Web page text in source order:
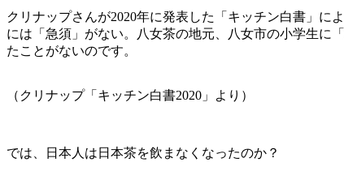
クリナップさんが2020年に発表した「キッチン白書」に
には「急須」がない。八女茶の地元、八女市の小学生に
たことがないのです。
（クリナップ「キッチン白書2020」より）
では、日本人は日本茶を飲まなくなったのか？